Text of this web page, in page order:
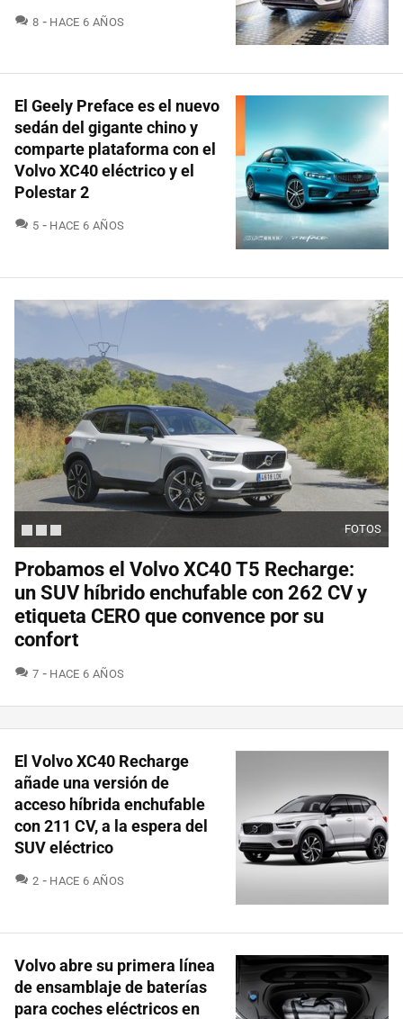
8 COMENTARIOS
HACE 6 AÑOS
El Geely Preface es el nuevo
sedán del gigante chino y
comparte plataforma con el
Volvo XC40 eléctrico y el
Polestar 2
5 COMENTARIOS
HACE 6 AÑOS
FOTOS
Probamos el Volvo XC40 T5 Recharge:
un SUV híbrido enchufable con 262 CV y
etiqueta CERO que convence por su
confort
7 COMENTARIOS
HACE 6 AÑOS
El Volvo XC40 Recharge
añade una versión de
acceso híbrida enchufable
con 211 CV, a la espera del
SUV eléctrico
2 COMENTARIOS
HACE 6 AÑOS
Volvo abre su primera línea
de ensamblaje de baterías
para coches eléctricos en